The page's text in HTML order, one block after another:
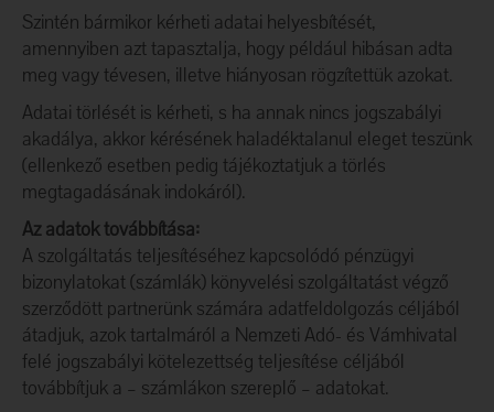
Szintén bármikor kérheti adatai helyesbítését,
amennyiben azt tapasztalja, hogy például hibásan adta
meg vagy tévesen, illetve hiányosan rögzítettük azokat.
Adatai törlését is kérheti, s ha annak nincs jogszabályi
akadálya, akkor kérésének haladéktalanul eleget teszünk
(ellenkező esetben pedig tájékoztatjuk a törlés
megtagadásának indokáról).
Az adatok továbbítása:
A szolgáltatás teljesítéséhez kapcsolódó pénzügyi
bizonylatokat (számlák) könyvelési szolgáltatást végző
szerződött partnerünk számára adatfeldolgozás céljából
átadjuk, azok tartalmáról a Nemzeti Adó- és Vámhivatal
felé jogszabályi kötelezettség teljesítése céljából
továbbítjuk a – számlákon szereplő – adatokat.